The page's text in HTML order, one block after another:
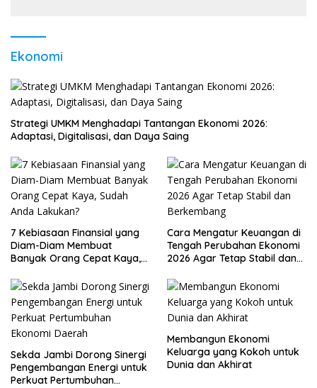
Ekonomi
Strategi UMKM Menghadapi Tantangan Ekonomi 2026:
Adaptasi, Digitalisasi, dan Daya Saing
7 Kebiasaan Finansial yang
Diam-Diam Membuat
Banyak Orang Cepat Kaya,
Cara Mengatur Keuangan di
Tengah Perubahan Ekonomi
2026 Agar Tetap Stabil dan
Sekda Jambi Dorong Sinergi
Pengembangan Energi untuk
Perkuat Pertumbuhan
Membangun Ekonomi
Keluarga yang Kokoh untuk
Dunia dan Akhirat